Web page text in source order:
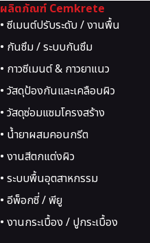
ผลิตภัณฑ์ Cemkrete
• ซีเมนต์ปรับระดับ / งานพื้น
• กันซึม / ระบบกันซึม
• กาวซีเมนต์ & กาวยาแนว
• วัสดุป้องกันและเคลือบผิว
• วัสดุซ่อมแซมโครงสร้าง
• น้ำยาผสมคอนกรีต
• งานสีตกแต่งผิว
• ระบบพื้นอุตสาหกรรม
• อีพ็อกซี่ / พียู
• งานกระเบื้อง / ปูกระเบื้อง